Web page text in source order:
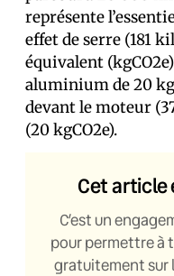
représente
effet de serre (181
équivalent
aluminium de 20
devant le moteur
(20 kgCO2e).
Cet article
C’est un
pour permettre à
gratuitement sur